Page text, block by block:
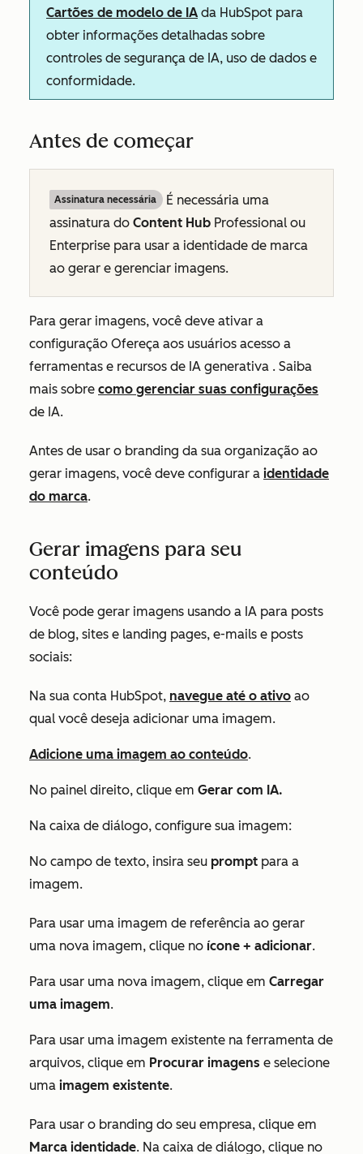
Cartões de modelo de IA da HubSpot para
obter informações detalhadas sobre
controles de segurança de IA, uso de dados e
conformidade.
Antes de começar
Assinatura necessária
É necessária uma
assinatura do Content Hub Professional ou
Enterprise para usar a identidade de marca
ao gerar e gerenciar imagens.
Para gerar imagens, você deve ativar a
configuração Ofereça aos usuários acesso a
ferramentas e recursos de IA generativa . Saiba
mais sobre como gerenciar suas configurações
de IA.
Antes de usar o branding da sua organização ao
gerar imagens, você deve configurar a identidade
do marca.
Gerar imagens para seu
conteúdo
Você pode gerar imagens usando a IA para posts
de blog, sites e landing pages, e-mails e posts
sociais:
Na sua conta HubSpot, navegue até o ativo ao
qual você deseja adicionar uma imagem.
Adicione uma imagem ao conteúdo.
No painel direito, clique em Gerar com IA.
Na caixa de diálogo, configure sua imagem:
No campo de texto, insira seu prompt para a
imagem.
Para usar uma imagem de referência ao gerar
uma nova imagem, clique no ícone + adicionar.
Para usar uma nova imagem, clique em Carregar
uma imagem.
Para usar uma imagem existente na ferramenta de
arquivos, clique em Procurar imagens e selecione
uma imagem existente.
Para usar o branding do seu empresa, clique em
Marca identidade. Na caixa de diálogo, clique no